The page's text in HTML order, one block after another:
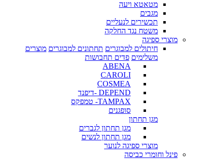
מטאטא ויעה
מגבים
תכשירים לנעליים
משטח נגד החלקה
מוצרי ספיגה
חיתולים למבוגרים תחתונים למבוגרים מוצרים
משלימים פדים תחבושות
ABENA
CAROLI
COSMEA
DEPEND -דיפנד
TAMPAX- טמפקס
סופגנים
מגן תחתון
מגן תחתון לגברים
מגן תחתון לנשים
מוצרי ספיגה לנוער
פינל וחומרי כביסה